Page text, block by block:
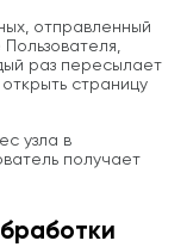
отправленный
раз пересылает
страницу
узла в
получает